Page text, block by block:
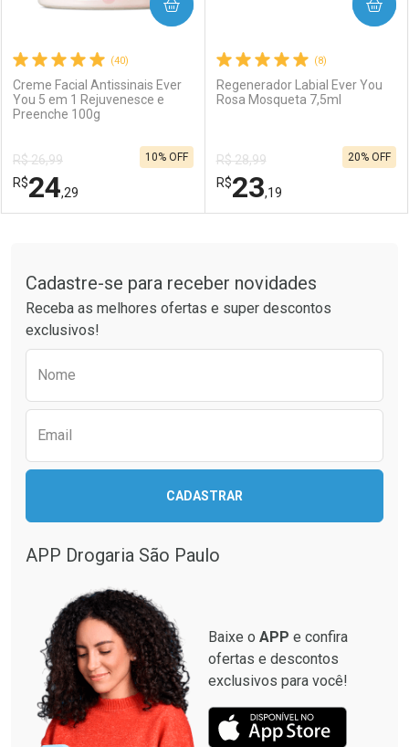
(40)
Creme Facial Antissinais Ever
You 5 em 1 Rejuvenesce e
Preenche 100g
R$ 26,99
R$24,29
10% OFF
COMPRAR
Laboratório
Comprar sem Desconto
Por Menos
Comprar sem Desconto
Por R$ 24,29/cada
(8)
Regenerador Labial Ever You
Rosa Mosqueta 7,5ml
R$ 28,99
R$23,19
20% OFF
COMPRAR
Laboratório
Por Menos
Cadastre-se para receber novidades
Receba as melhores ofertas e super descontos
exclusivos!
Nome
Email
CADASTRAR
APP Drogaria São Paulo
Baixe o APP e confira
ofertas e descontos
exclusivos para você!